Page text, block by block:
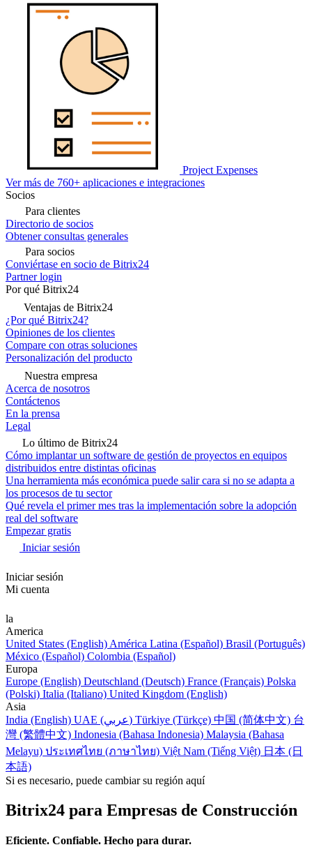
Project Expenses
Ver más de 760+ aplicaciones e integraciones
Socios
Para clientes
Directorio de socios
Obtener consultas generales
Para socios
Conviértase en socio de Bitrix24
Partner login
Por qué Bitrix24
Ventajas de Bitrix24
¿Por qué Bitrix24?
Opiniones de los clientes
Compare con otras soluciones
Personalización del producto
Nuestra empresa
Acerca de nosotros
Contáctenos
En la prensa
Legal
Lo último de Bitrix24
Cómo implantar un software de gestión de proyectos en equipos
distribuidos entre distintas oficinas
Una herramienta más económica puede salir cara si no se adapta a
los procesos de tu sector
Qué revela el primer mes tras la implementación sobre la adopción
real del software
Empezar gratis
Iniciar sesión
Iniciar sesión
Mi cuenta
la
America
United States (English) América Latina (Español) Brasil (Português)
México (Español) Colombia (Español)
Europa
Europe (English) Deutschland (Deutsch) France (Français) Polska
(Polski) Italia (Italiano) United Kingdom (English)
Asia
India (English)
UAE (عربي) Türkiye (Türkçe) 中国 (简体中文) 台
灣 (繁體中文) Indonesia (Bahasa Indonesia) Malaysia (Bahasa
Melayu) ประเทศไทย (ภาษาไทย) Việt Nam (Tiếng Việt) 日本 (日
本語)
Si es necesario, puede cambiar su región aquí
Bitrix24 para Empresas de Construcción
Eficiente. Confiable. Hecho para durar.